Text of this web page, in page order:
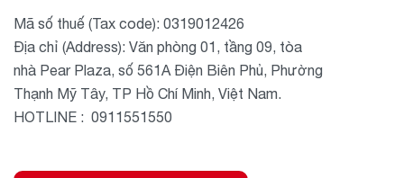
Mã số thuế (Tax code): 0319012426
Địa chỉ (Address): Văn phòng 01, tầng 09, tòa
nhà Pear Plaza, số 561A Điện Biên Phủ, Phường
Thạnh Mỹ Tây, TP Hồ Chí Minh, Việt Nam.
HOTLINE : 0911551550